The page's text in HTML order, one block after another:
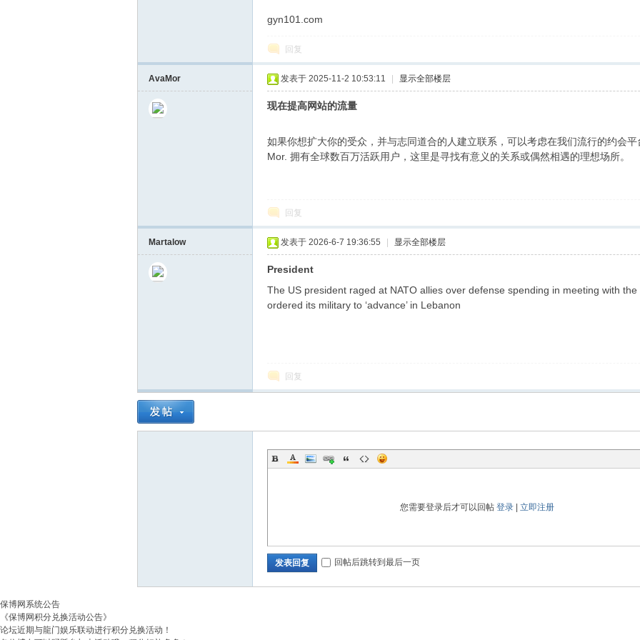
gyn101.com
回复
AvaMor 发表于 2025-11-2 10:53:11 显示全部楼层
现在提高网站的流量
如果你想扩大你的受众，并与志同道合的人建立联系，可以考虑在我们流行的约会
Mor. 拥有全球数百万活跃用户，这里是寻找有意义的关系或偶然相遇的理想场所。
回复
Martalow 发表于 2026-6-7 19:36:55 显示全部楼层
President
The US president raged at NATO allies over defense spending in meeting with
ordered its military to ‘advance’ in Lebanon
回复
您需要登录后才可以回帖 登录| 立即注册
发表回复 回帖后跳转到最后一页
保博网系统公告
《保博网积分兑换活动公告》
论坛近期与龍门娱乐联动进行积分兑换活动！